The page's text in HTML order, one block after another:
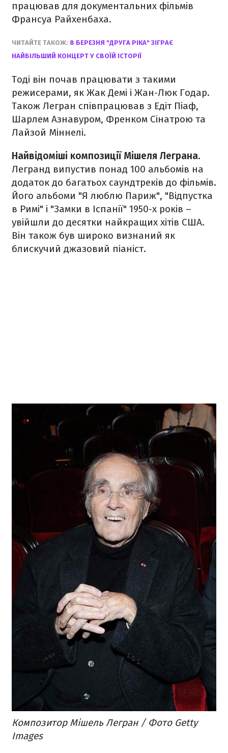
працював для документальних фільмів
Франсуа Райхенбаха.
ЧИТАЙТЕ ТАКОЖ: 8 БЕРЕЗНЯ "ДРУГА РІКА" ЗІГРАЄ
НАЙБІЛЬШИЙ КОНЦЕРТ У СВОЇЙ ІСТОРІЇ
Тоді він почав працювати з такими
режисерами, як Жак Демі і Жан-Люк Годар.
Також Легран співпрацював з Едіт Піаф,
Шарлем Азнавуром, Френком Сінатрою та
Лайзой Міннелі.
Найвідоміші композиції Мішеля Леграна.
Легранд випустив понад 100 альбомів на
додаток до багатьох саундтреків до фільмів.
Його альбоми "Я люблю Париж", "Відпустка
в Римі" і "Замки в Іспанії" 1950-х років –
увійшли до десятки найкращих хітів США.
Він також був широко визнаний як
блискучий джазовий піаніст.
Композитор Мішель Легран / Фото Getty
Images